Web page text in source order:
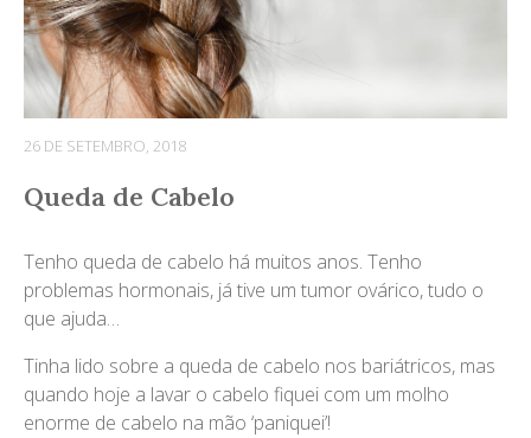
26 DE SETEMBRO, 2018
Queda de Cabelo
Tenho queda de cabelo há muitos anos. Tenho
problemas hormonais, já tive um tumor ovárico, tudo o
que ajuda…
Tinha lido sobre a queda de cabelo nos bariátricos, mas
quando hoje a lavar o cabelo fiquei com um molho
enorme de cabelo na mão ‘paniquei’!